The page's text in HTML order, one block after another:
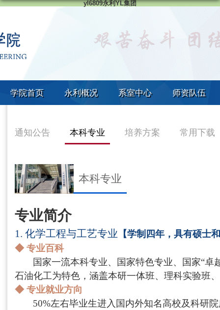
yl6809永利YL集团
学院首页 永利概况 系室中心 师资队伍
通知公告 本科专业 培养方案 常用下载
本科专业
专业简介
1. 化学工程与工艺专业 【学制四年，具有硕士
◆ 专业百科
国家一流本科专业、国家特色专业、国家“卓
石油化工为特色，涵盖本研一体班、理科实验班
◆ 专业就业方向
50%左右毕业生进入国内外知名高校及科研